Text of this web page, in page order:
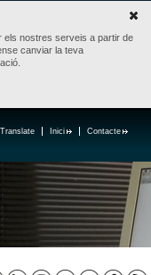
els nostres serveis a partir de
canviar la teva
Contacte
Inici